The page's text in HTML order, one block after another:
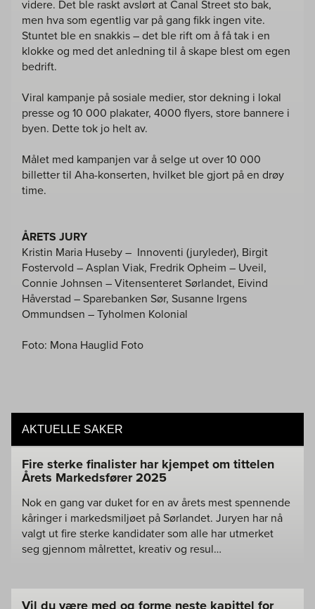
videre. Det ble raskt avslørt at Canal Street sto bak,
men hva som egentlig var på gang fikk ingen vite.
Stuntet ble en snakkis – det ble rift om å få tak i en
klokke og med det anledning til å skape blest om egen
bedrift.
Viral kampanje på sosiale medier, stor dekning i lokal
presse og 10 000 plakater, 4000 flyers, store bannere i
byen. Dette tok jo helt av.
Målet med kampanjen var å selge ut over 10 000
billetter til Aha-konserten, hvilket ble gjort på en drøy
time.
ÅRETS JURY
Kristin Maria Huseby – Innoventi (juryleder), Birgit
Fostervold – Asplan Viak, Fredrik Opheim – Uveil,
Connie Johnsen – Vitensenteret Sørlandet, Eivind
Håverstad – Sparebanken Sør, Susanne Irgens
Ommundsen – Tyholmen Kolonial
Foto: Mona Hauglid Foto
AKTUELLE SAKER
Fire sterke finalister har kjempet om tittelen
Årets Markedsfører 2025
Nok en gang var duket for en av årets mest spennende
kåringer i markedsmiljøet på Sørlandet. Juryen har nå
valgt ut fire sterke kandidater som alle har utmerket
seg gjennom målrettet, kreativ og resul…
Vil du være med og forme neste kapittel for